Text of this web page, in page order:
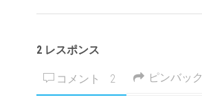
2 レスポンス
コメント 2 ピンバック